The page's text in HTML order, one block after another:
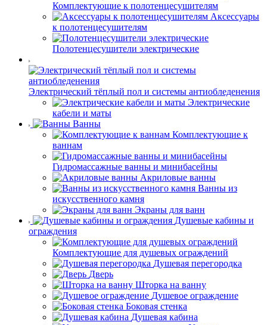
Комплектующие к полотенцесушителям
Аксессуары
к полотенцесушителям
Полотенцесушители электрические
Электрический тёплый пол и системы антиобледенения
Электрические
кабели и маты
Ванны
Комплектующие к
ваннам
Гидромассажные ванны и минибасейны
Акриловые ванны
Ванны из
искусственного камня
Экраны для ванн
Душевые кабины и
ограждения
Комплектующие для душевых ограждений
Душевая перегородка
Дверь
Шторка на ванну
Душевое ограждение
Боковая стенка
Душевая кабина